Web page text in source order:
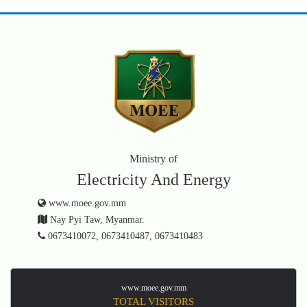
Ministry of
Electricity And Energy
www.moee.gov.mm
Nay Pyi Taw, Myanmar.
0673410072, 0673410487, 0673410483
www.moee.gov.mm
TOTAL VISITORS